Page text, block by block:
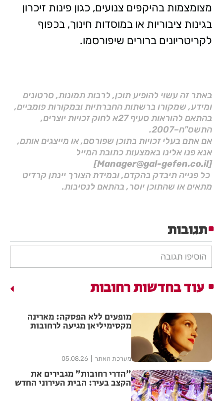
מצומצמות בהיקפים צנועים, כגון פינות זיכרון
בגינות ציבוריות או במוסדות חינוך, בכפוף
לקריטריונים ברורים שיפורסמו.
באתר זה עשוי להופיע תוכן, לרבות תמונות, סרטונים
ומידע, שמקורו ברשתות החברתיות ובמקורות פומביים,
בהתאם להוראות סעיף 27א לחוק זכויות יוצרים,
התשס"ח–2007.
אם אתם בעלי זכויות בתוכן שפורסם, או מייצגים אותם,
אנא פנו אלינו באמצעות כתובת המייל
[Manager@gal-gefen.co.il]
כל פנייה תיבדק בהקדם, ובמידת הצורך יינתן קרדיט
מתאים או שהתוכן יוסר, בהתאם לנסיבות.
תגובות
הוסיפו תגובה
עוד בחדשות רחובות
מופעים ללא הפסקה: מארינה
מקסימיליאן מגיעה לרחובות
מערכת האתר 05.08.26
"הדרי רחובות" מגבירים את
הקצב בעיר: הבית העירוני החדש